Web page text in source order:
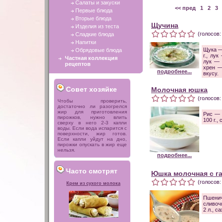
Салаты и закуски
Первые блюда
Вторые блюда
Изделия из теста
Сладкие блюда
Напитки
Обрядовые блюда
Частная коллекция
рецептов
Совет хозяйке
Чтобы проверить,
достаточно ли разогрелся
жир для приготовления
пирожков, нужно влить
сверху в него 2-3 капли
воды. Если вода испарится с
поверхности, жир готов.
Если капли уйдут на дно,
пирожки опускать в жир еще
нельзя.
Часто смотрят
Крем из сухого молока
<< пред 1 2 3
Щучина
подробнее...
Щука
г., лук
лук —
хрен
вкусу.
Молочная юшка
подробнее...
Рис —
100 г.,
Юшка молочная с
2 л.,